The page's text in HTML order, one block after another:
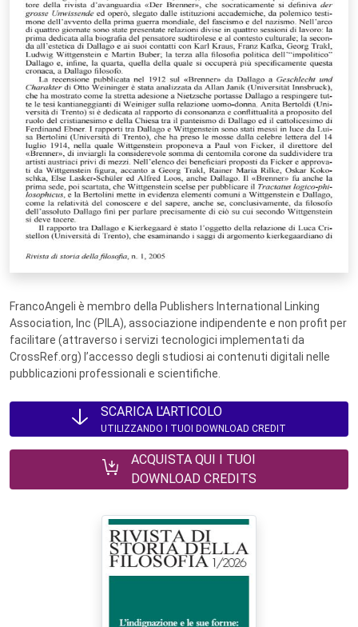
FrancoAngeli è membro della Publishers International Linking
Association, Inc (PILA), associazione indipendente e non profit per
facilitare (attraverso i servizi tecnologici implementati da
CrossRef.org) l’accesso degli studiosi ai contenuti digitali nelle
pubblicazioni professionali e scientifiche.
SCARICA L'ARTICOLO
UTILIZZANDO I TUOI DOWNLOAD CREDIT
ACQUISTA QUI I TUOI
DOWNLOAD CREDITS